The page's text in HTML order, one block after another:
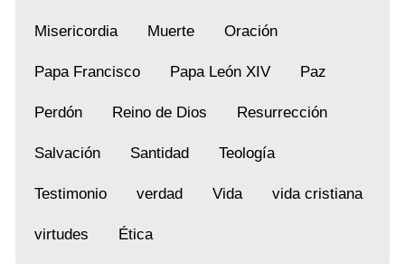
Misericordia Muerte Oración
Papa Francisco Papa León XIV Paz
Perdón Reino de Dios Resurrección
Salvación Santidad Teología
Testimonio verdad Vida vida cristiana
virtudes Ética